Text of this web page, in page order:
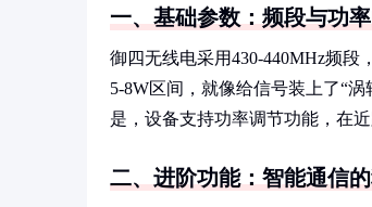
一、基础参数：频段与功
御四无线电采用430-440MHz频
5-8W区间，就像给信号装上了“
是，设备支持功率调节功能，在
二、进阶功能：智能通信